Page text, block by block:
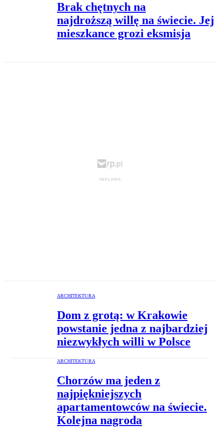
Brak chętnych na
najdroższą willę na świecie. Jej
mieszkance grozi eksmisja
ARCHITEKTURA
Dom z grotą: w Krakowie
powstanie jedna z najbardziej
niezwykłych willi w Polsce
ARCHITEKTURA
Chorzów ma jeden z
najpiękniejszych
apartamentowców na świecie.
Kolejna nagroda